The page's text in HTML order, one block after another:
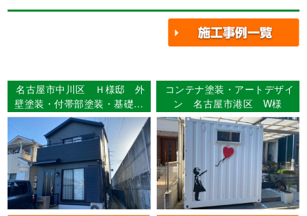
名古屋市中川区 Ｈ様邸 外
壁塗装・付帯部塗装・基礎巾
木塗装・シーリング打ち替
え・ベランダ床FRPトップコ
ート工法
コンテナ塗装・アートデザイ
ン 名古屋市港区 W様